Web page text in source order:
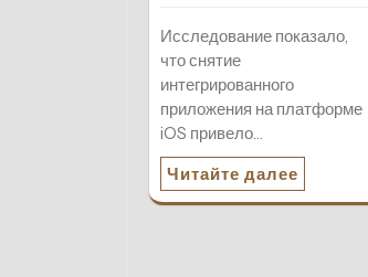
Исследование показало,
что снятие
интегрированного
приложения на платформе
iOS привело…
Читайте далее